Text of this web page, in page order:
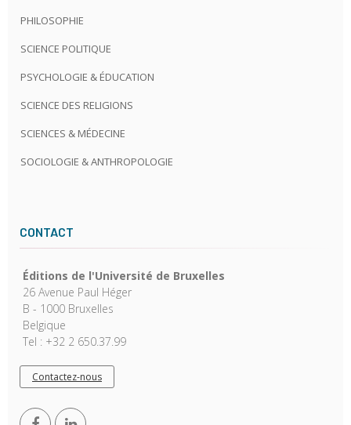
PHILOSOPHIE
SCIENCE POLITIQUE
PSYCHOLOGIE & ÉDUCATION
SCIENCE DES RELIGIONS
SCIENCES & MÉDECINE
SOCIOLOGIE & ANTHROPOLOGIE
CONTACT
Éditions de l'Université de Bruxelles
26 Avenue Paul Héger
B - 1000 Bruxelles
Belgique
Tel : +32 2 650.37.99
Contactez-nous